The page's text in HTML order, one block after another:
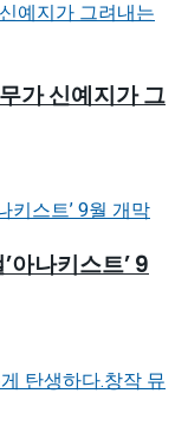
가 신예지가 그
아나키스트’ 9